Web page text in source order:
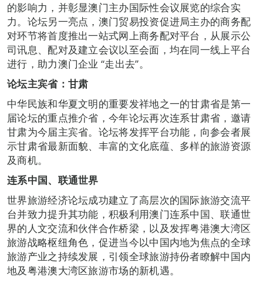
的影响力，并彰显澳门主办国际性会议展览的综合实
力。论坛另一亮点，澳门贸易投资促进局主办的商务配
对环节将首度推出一站式网上商务配对平台，从展示公
司讯息、配对及建立会议以至会面，均在同一线上平台
进行，助力澳门企业 “走出去”。
论坛主宾省：甘肃
中华民族和华夏文明的重要发祥地之一的甘肃省是第一
届论坛的重点推介省，今年论坛再次连系甘肃省，邀请
甘肃为今届主宾省。论坛将发挥平台功能，向参会者展
示甘肃省最新面貌、丰富的文化底蕴、多样的旅游资源
及商机。
连系中国、联通世界
世界旅游经济论坛成功建立了高层次的国际旅游交流平
台并致力提升其功能，积极利用澳门连系中国、联通世
界的人文交流和伙伴合作桥梁，以及发挥粤港澳大湾区
旅游战略枢纽角色，促进当今以中国内地为焦点的全球
旅游产业之持续发展，引领全球旅游持份者瞭解中国内
地及粤港澳大湾区旅游市场的新机遇。